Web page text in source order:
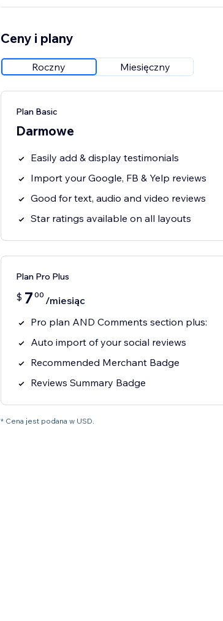
Ceny i plany
Roczny Miesięczny
Plan Basic
Darmowe
Easily add & display testimonials
Import your Google, FB & Yelp reviews
Good for text, audio and video reviews
Star ratings available on all layouts
Plan Pro Plus
$ 7 00 /miesiąc
Pro plan AND Comments section plus:
Auto import of your social reviews
Recommended Merchant Badge
Reviews Summary Badge
* Cena jest podana w USD.